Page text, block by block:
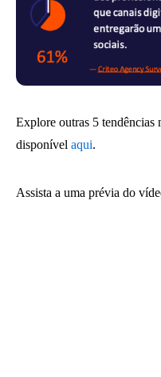
Explore outras 5 tendências
disponível aqui.
Assista a uma prévia do